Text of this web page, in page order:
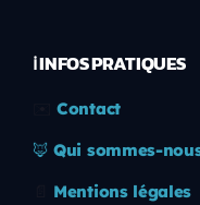
ℹ️ INFOS PRATIQUES
Contact
🦊 Qui sommes-
Mentions légales